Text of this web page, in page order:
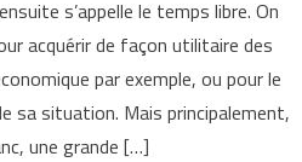
s’appelle le temps libre. On
acquérir de façon utilitaire des
par exemple, ou pour le
sa situation. Mais principalement,
une grande […]